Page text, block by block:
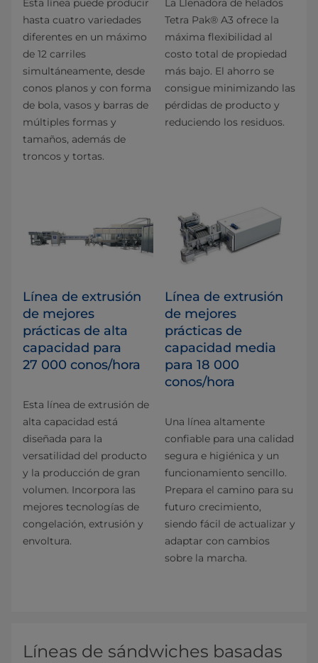
Esta línea puede producir
hasta cuatro variedades
diferentes en un máximo
de 12 carriles
simultáneamente, desde
conos planos y con forma
de bola, vasos y barras de
múltiples formas y
tamaños, además de
troncos y tortas.
La Llenadora de helados
Tetra Pak® A3 ofrece la
máxima flexibilidad al
costo total de propiedad
más bajo. El ahorro se
consigue minimizando las
pérdidas de producto y
reduciendo los residuos.
Línea de extrusión
de mejores
prácticas de alta
capacidad para
27 000 conos/hora
Esta línea de extrusión de
alta capacidad está
diseñada para la
versatilidad del producto
y la producción de gran
volumen. Incorpora las
mejores tecnologías de
congelación, extrusión y
envoltura.
Línea de extrusión
de mejores
prácticas de
capacidad media
para 18 000
conos/hora
Una línea altamente
confiable para una calidad
segura e higiénica y un
funcionamiento sencillo.
Prepara el camino para su
futuro crecimiento,
siendo fácil de actualizar y
adaptar con cambios
sobre la marcha.
Líneas de sándwiches basadas